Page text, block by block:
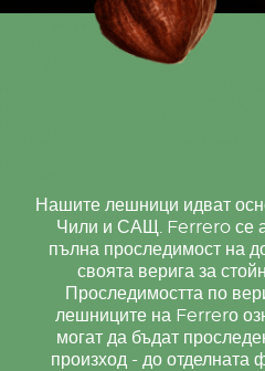
Нашите лешници идват
Чили и САЩ. Ferrero се
пълна проследимост на
своята верига за
Проследимостта по
лешниците на Ferrerо
могат да бъдат
произход - до отделната